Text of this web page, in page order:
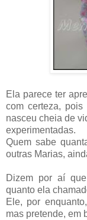
Ela parece ter
com certeza,
nasceu cheia de
experimentadas.
Quem sabe
outras Marias,
Dizem por aí
quanto ela
Ele, por
mas pretende, em